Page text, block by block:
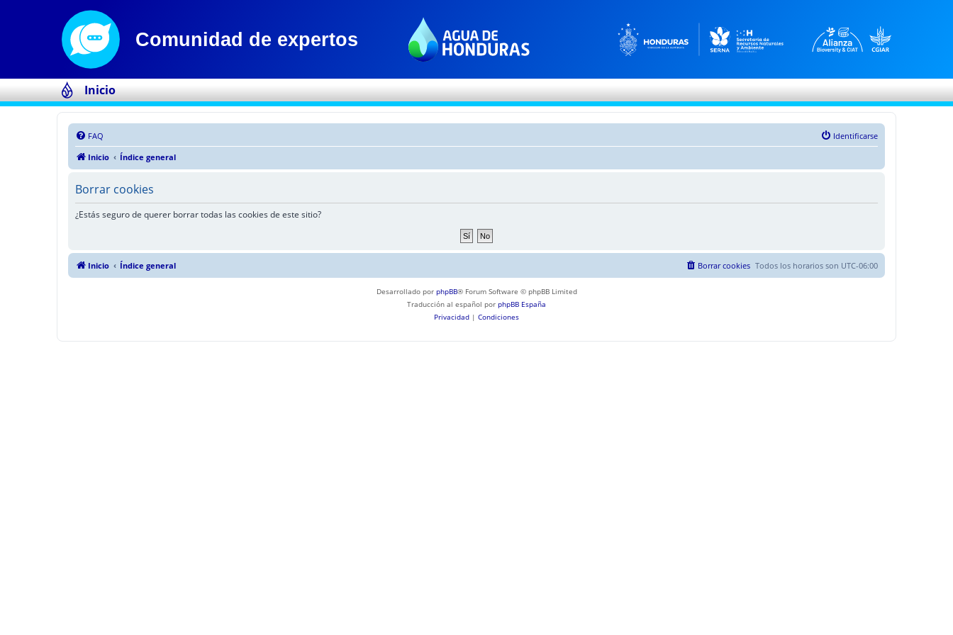
Inicio
FAQ
Identificarse
Inicio
Índice general
Borrar cookies
¿Estás seguro de querer borrar todas las cookies de este sitio?
Inicio Índice general Todos los horarios son UTC-06:00
Borrar cookies
Desarrollado por phpBB® Forum Software © phpBB Limited
Traducción al español por phpBB España
Privacidad | Condiciones